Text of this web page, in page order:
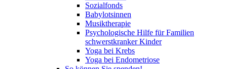
Sozialfonds
Babylotsinnen
Musiktherapie
Psychologische Hilfe für Familien
schwerstkranker Kinder
Yoga bei Krebs
Yoga bei Endometriose